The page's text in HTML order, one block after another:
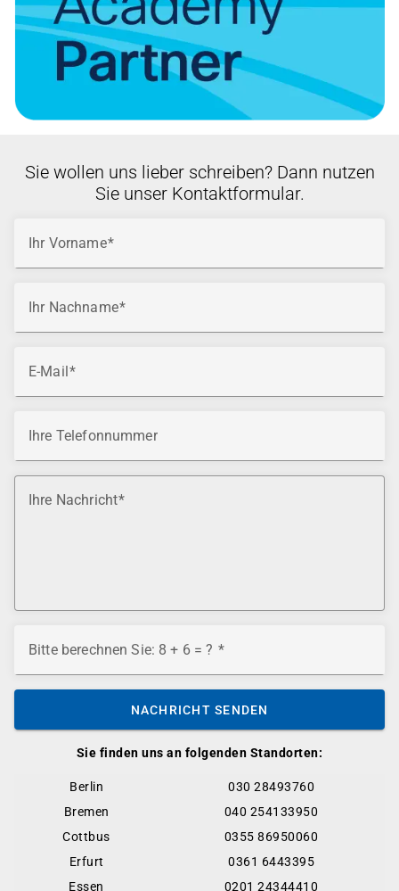
Sie finden uns an folgenden Standorten:
Berlin
030 28493760
Bremen
040 254133950
Cottbus
0355 86950060
Erfurt
0361 6443395
Essen
0201 24344410
Sie wollen uns lieber schreiben? Dann nutzen
Sie unser Kontaktformular.
Ihr Vorname
Ihr Nachname
E-Mail
Ihre Telefonnummer
Ihre Nachricht
Bitte berechnen Sie: 8 + 6 = ?
NACHRICHT SENDEN